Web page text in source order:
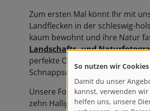
Zum ersten Mal könnt Ihr mit
Landflecken in der schleswig-
kaum bewohnt und ihre Natur
Landschafts- und
perfekte Ort für eine langsame
Schnappschuss-Stress.
Unsere Fotoreisen führen uns
zehn Halligen. Auf den
So nutzen wir
Damit du unser
kannst, verwenden wir
helfen uns, unsere